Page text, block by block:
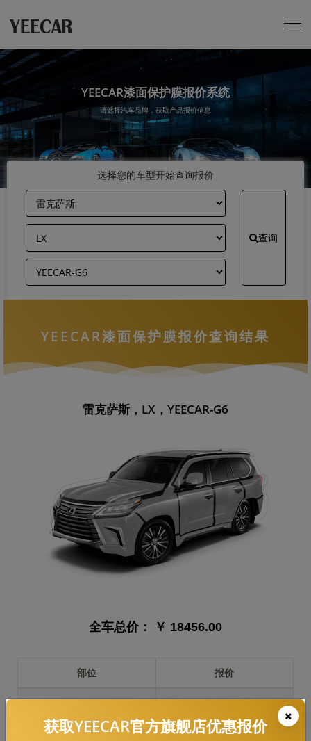
YEECAR漆面保护膜报价系统
请选择汽车品牌，获取产品报价信息
选择您的车型开始查询报价
查询
YEECAR漆面保护膜报价查询结果
雷克萨斯，LX，YEECAR-G6
全车总价： ￥ 18456.00
部位 报价
前保险杠 ￥3841.00
引擎盖 ￥3805.00
获取YEECAR官方旗舰店优惠报价